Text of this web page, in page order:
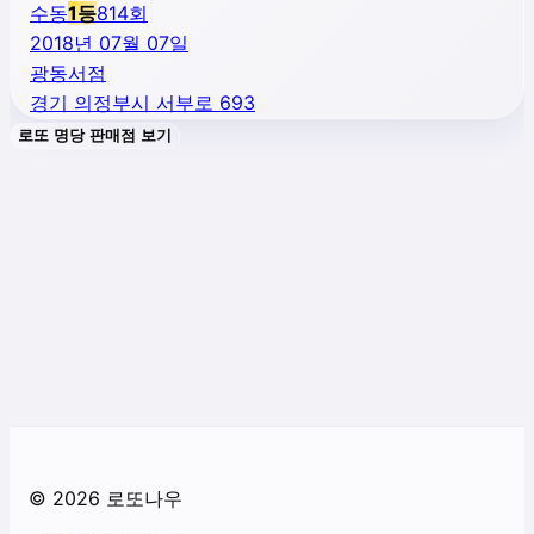
수동1등814회
2018년 07월 07일
광동서점
경기 의정부시 서부로 693
로또 명당 판매점 보기
© 2026 로또나우